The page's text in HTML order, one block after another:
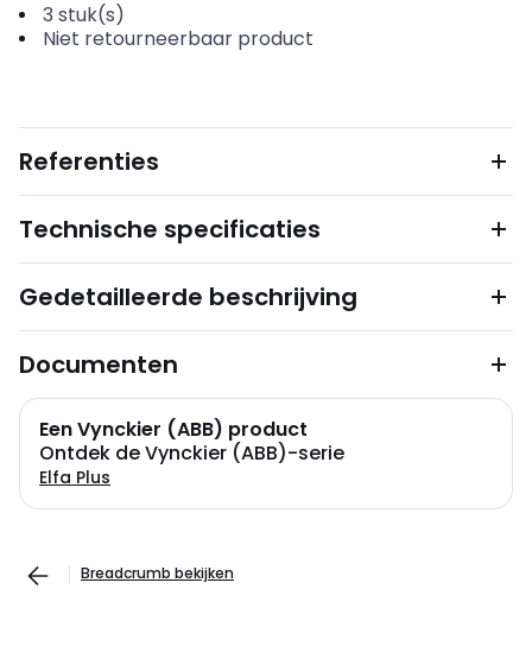
3 stuk(s)
Niet retourneerbaar product
Referenties
Technische specificaties
Gedetailleerde beschrijving
Documenten
Een Vynckier (ABB) product
Ontdek de Vynckier (ABB)-serie
Elfa Plus
Breadcrumb bekijken